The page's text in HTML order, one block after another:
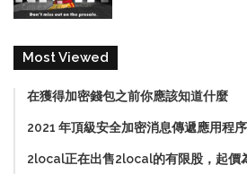
Most Viewed
在獲得加密錢包之前你應該知道什麼
2021 年頂級安全加密消息傳遞應用程序
2local正在出售2local的有限股，起價